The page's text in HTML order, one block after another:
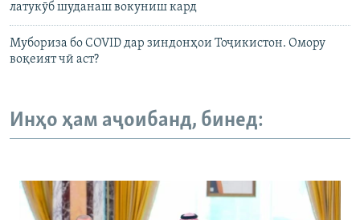
латукӯб шуданаш вокуниш кард
Мубориза бо COVID дар зиндонҳои Тоҷикистон. Омору
воқеият чӣ аст?
Инҳо ҳам аҷоибанд, бинед: